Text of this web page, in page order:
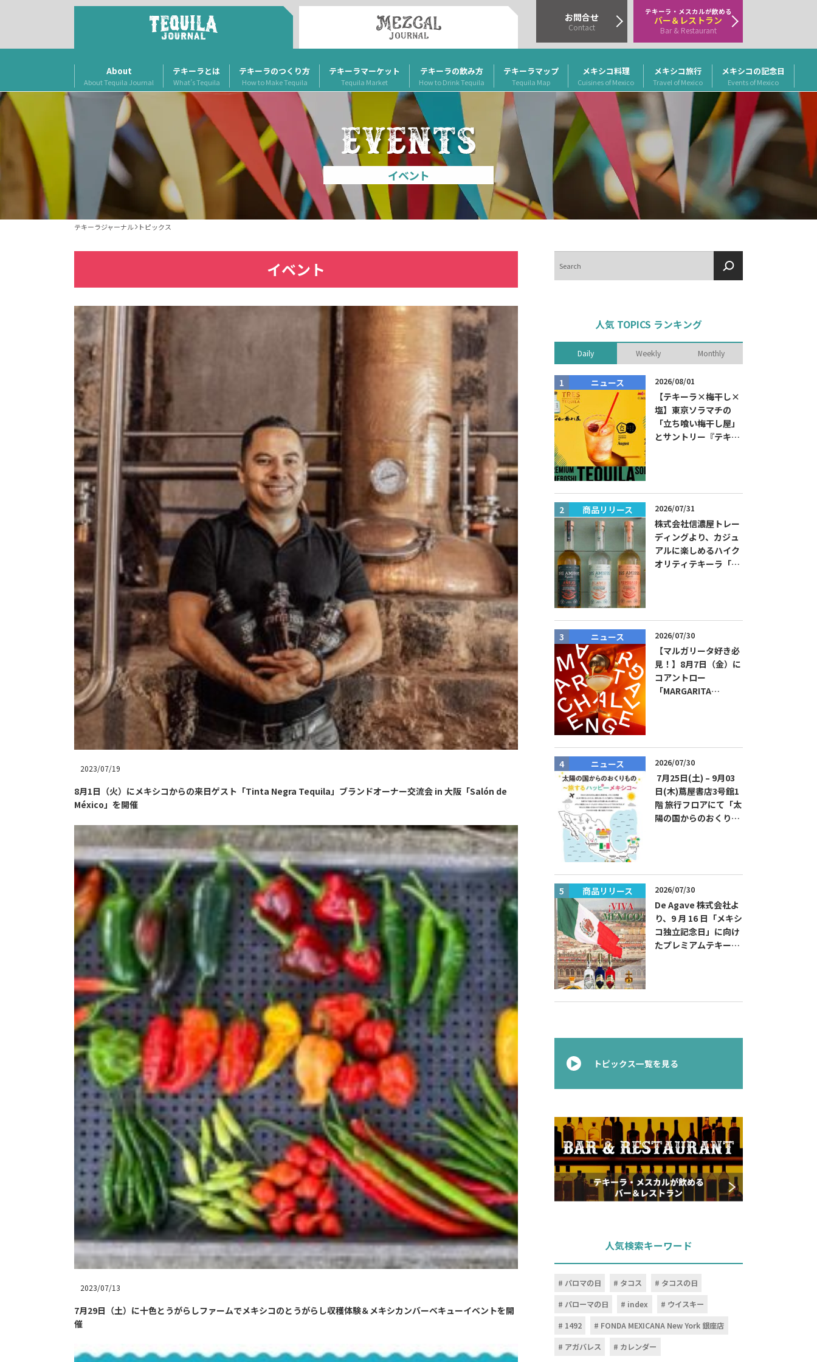
About
About Tequila Journal
テキーラとは
What’s Tequila
テキーラのつくり方
How to Make Tequila
テキーラマーケット
Tequila Market
テキーラの飲み方
How to Drink Tequila
テキーラマップ
Tequila Map
メキシコ料理
Cuisines of Mexico
メキシコ旅行
Travel of Mexico
メキシコの記念日
Events of Mexico
お問合せ
Contact
テキーラ・メスカルが飲める
バー＆レストラン
Bar & Restaurant
イベント
テキーラジャーナル トピックス
イベント
2023/07/19
8月1日（火）にメキシコからの来日ゲスト「Tinta Negra Tequila」ブランドオーナー交流会 in 大阪「Salón de
México」を開催
2023/07/13
7月29日（土）に十色とうがらしファームでメキシコのとうがらし収穫体験＆メキシカンバーベキューイベントを開
催
索
人気 TOPICS ランキング
Daily Weekly Monthly
ニュース 2026/08/01
【テキーラ×梅干し×
塩】東京ソラマチの
「立ち喰い梅干し屋」
とサントリー『テキー
8月限定メニューに！
商品リリース 2026/07/31
株式会社信濃屋トレー
ディングより、カジュ
アルに楽しめるハイク
オリティテキーラ「ド
ニュース 2026/07/30
【マルガリータ好き必
見！】8月7日（金）に
コアントロー
「MARGARITA
無料！
ニュース 2026/07/30
7月25日(土) – 9月03
日(木)蔦屋書店3号館1
階 旅行フロアにて「太
陽の国からのおくりも
商品リリース 2026/07/30
De Agave 株式会社よ
り、9 月 16 日「メキシ
コ独立記念日」に向け
たプレミアムテキーラ
トピックス一覧を見る
人気検索キーワード
パロマの日 タコス
タコスの日
パローマの日
index
ウイスキー
1492
FONDA MEXICANA New York 銀座店
アガバレス
カレンダー